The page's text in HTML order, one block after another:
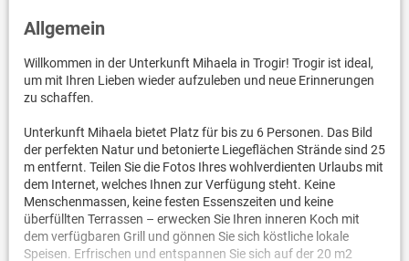
Allgemein
Willkommen in der Unterkunft Mihaela in Trogir! Trogir ist ideal,
um mit Ihren Lieben wieder aufzuleben und neue Erinnerungen
zu schaffen.
Unterkunft Mihaela bietet Platz für bis zu 6 Personen. Das Bild
der perfekten Natur und betonierte Liegeflächen Strände sind 25
m entfernt. Teilen Sie die Fotos Ihres wohlverdienten Urlaubs mit
dem Internet, welches Ihnen zur Verfügung steht. Keine
Menschenmassen, keine festen Essenszeiten und keine
überfüllten Terrassen – erwecken Sie Ihren inneren Koch mit
dem verfügbaren Grill und gönnen Sie sich köstliche lokale
Speisen. Erfrischen und entspannen Sie sich auf der 20 m2